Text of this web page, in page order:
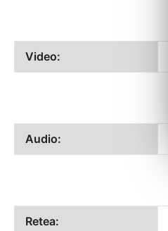
Video:
Audio:
Retea: